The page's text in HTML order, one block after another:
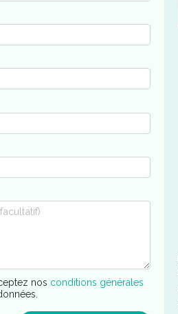
nos conditions générales